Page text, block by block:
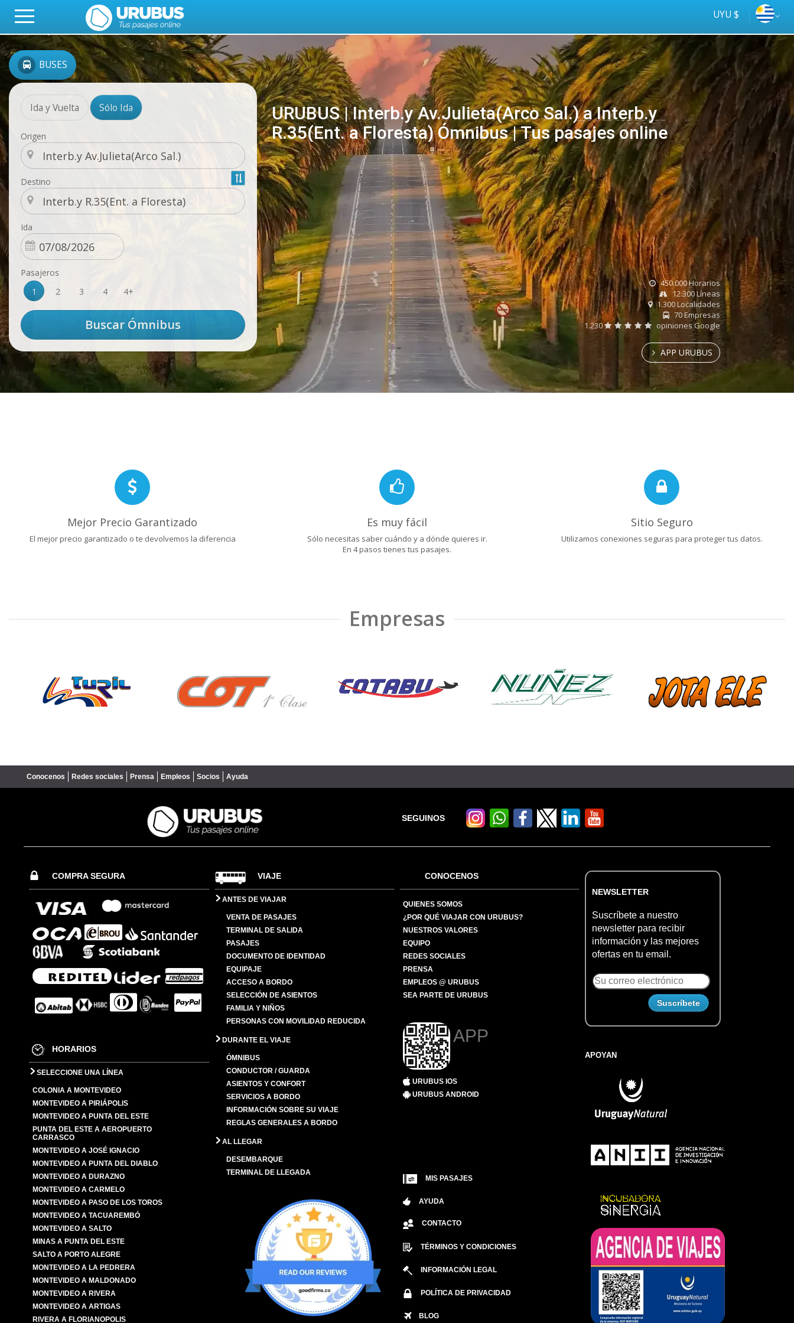
UYU $
BUSES
Ida y Vuelta Sólo Ida
Origen
Destino
Ida
Pasajeros
1
2 3 4 4+
URUBUS | Interb.y Av.Julieta(Arco Sal.) a Interb.y
R.35(Ent. a Floresta) Ómnibus | Tus pasajes online
online
Tus
ómnibus
450.000 Horarios
12.300 Líneas
1.300 Localidades
70 Empresas
1.230
opiniones Google
APP URUBUS
Mejor Precio Garantizado
El mejor precio garantizado o te devolvemos la diferencia
Es muy fácil
Sólo necesitas saber cuándo y a dónde quieres ir.
En 4 pasos tienes tus pasajes.
Sitio Seguro
Utilizamos conexiones seguras para proteger tus datos.
Empresas
Conocenos Redes sociales Prensa Empleos Socios Ayuda
SEGUINOS
COMPRA SEGURA
HORARIOS
SELECCIONE UNA LÍNEA
COLONIA A MONTEVIDEO
MONTEVIDEO A PIRIÁPOLIS
MONTEVIDEO A PUNTA DEL ESTE
PUNTA DEL ESTE A AEROPUERTO
CARRASCO
MONTEVIDEO A JOSÉ IGNACIO
MONTEVIDEO A PUNTA DEL DIABLO
MONTEVIDEO A DURAZNO
MONTEVIDEO A CARMELO
MONTEVIDEO A PASO DE LOS TOROS
MONTEVIDEO A TACUAREMBÓ
MONTEVIDEO A SALTO
MINAS A PUNTA DEL ESTE
SALTO A PORTO ALEGRE
MONTEVIDEO A LA PEDRERA
MONTEVIDEO A MALDONADO
MONTEVIDEO A RIVERA
MONTEVIDEO A ARTIGAS
RIVERA A FLORIANOPOLIS
VIAJE
ANTES DE VIAJAR
VENTA DE PASAJES
TERMINAL DE SALIDA
PASAJES
DOCUMENTO DE IDENTIDAD
EQUIPAJE
ACCESO A BORDO
SELECCIÓN DE ASIENTOS
FAMILIA Y NIÑOS
PERSONAS CON MOVILIDAD REDUCIDA
DURANTE EL VIAJE
ÓMNIBUS
CONDUCTOR / GUARDA
ASIENTOS Y CONFORT
SERVICIOS A BORDO
INFORMACIÓN SOBRE SU VIAJE
REGLAS GENERALES A BORDO
AL LLEGAR
DESEMBARQUE
TERMINAL DE LLEGADA
CONOCENOS
QUIENES SOMOS
¿POR QUÉ VIAJAR CON URUBUS?
NUESTROS VALORES
EQUIPO
REDES SOCIALES
PRENSA
EMPLEOS @ URUBUS
SEA PARTE DE URUBUS
APP
URUBUS IOS
URUBUS ANDROID
MIS PASAJES
AYUDA
CONTACTO
TÉRMINOS Y CONDICIONES
INFORMACIÓN LEGAL
POLÍTICA DE PRIVACIDAD
BLOG
NEWSLETTER
Suscríbete a nuestro
newsletter para recibir
información y las mejores
ofertas en tu email.
APOYAN